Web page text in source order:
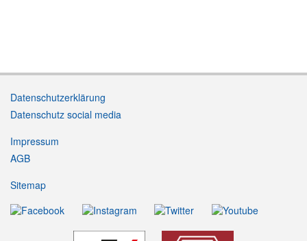
Datenschutzerklärung
Datenschutz social media
Impressum
AGB
Sitemap